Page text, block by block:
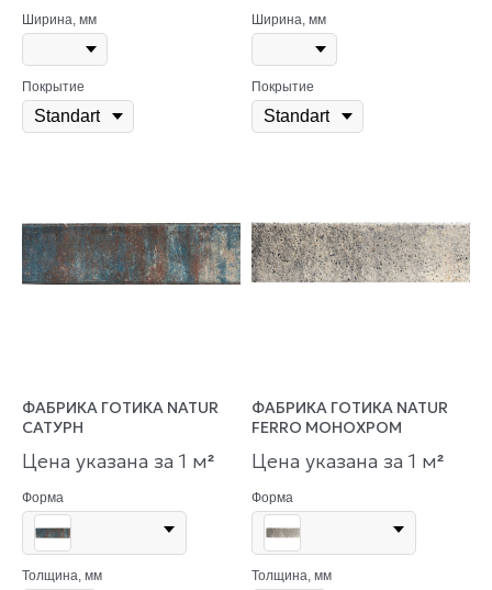
Ширина, мм
Покрытие
Ширина, мм
Покрытие
ФАБРИКА ГОТИКА NATUR
САТУРН
Цена указана за 1 м²
Форма
Толщина, мм
ФАБРИКА ГОТИКА NATUR
FERRO МОНОХРОМ
Цена указана за 1 м²
Форма
Толщина, мм